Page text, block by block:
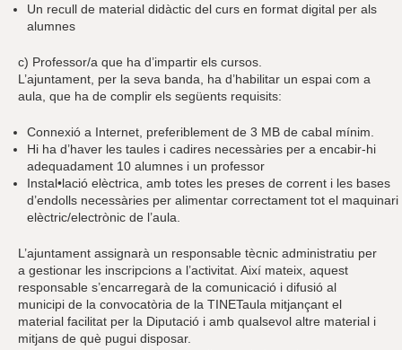
Un recull de material didàctic del curs en format digital per als
alumnes
c) Professor/a que ha d’impartir els cursos.
L’ajuntament, per la seva banda, ha d’habilitar un espai com a
aula, que ha de complir els següents requisits:
Connexió a Internet, preferiblement de 3 MB de cabal mínim.
Hi ha d’haver les taules i cadires necessàries per a encabir-hi
adequadament 10 alumnes i un professor
Instal•lació elèctrica, amb totes les preses de corrent i les bases
d’endolls necessàries per alimentar correctament tot el maquinari
elèctric/electrònic de l’aula.
L’ajuntament assignarà un responsable tècnic administratiu per
a gestionar les inscripcions a l’activitat. Així mateix, aquest
responsable s’encarregarà de la comunicació i difusió al
municipi de la convocatòria de la TINETaula mitjançant el
material facilitat per la Diputació i amb qualsevol altre material i
mitjans de què pugui disposar.